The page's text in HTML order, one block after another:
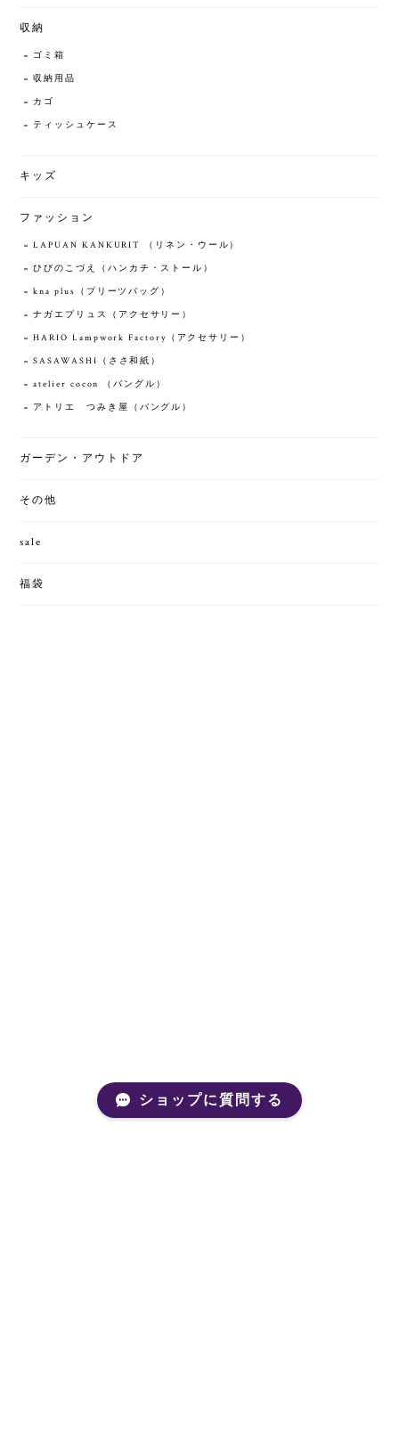
収納
ゴミ箱
収納用品
カゴ
ティッシュケース
キッズ
ファッション
LAPUAN KANKURIT （リネン・ウール）
ひびのこづえ（ハンカチ・ストール）
kna plus（プリーツバッグ）
ナガエプリュス（アクセサリー）
HARIO Lampwork Factory（アクセサリー）
SASAWASHI（ささ和紙）
atelier cocon （バングル）
アトリエ つみき屋（バングル）
ガーデン・アウトドア
その他
sale
福袋
ショップに質問する